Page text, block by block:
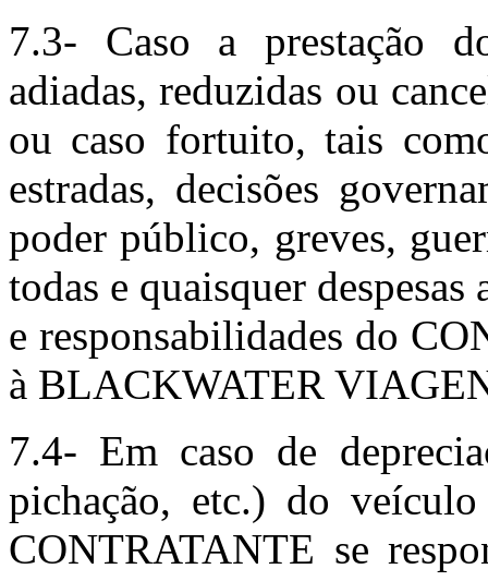
7.3- Caso a prestação
adiadas, reduzidas ou
ou caso fortuito, tais
estradas, decisões
poder público, greves,
todas e quaisquer
e responsabilidades do
à BLACKWATER
7.4- Em caso de
pichação, etc.) do
CONTRATANTE se